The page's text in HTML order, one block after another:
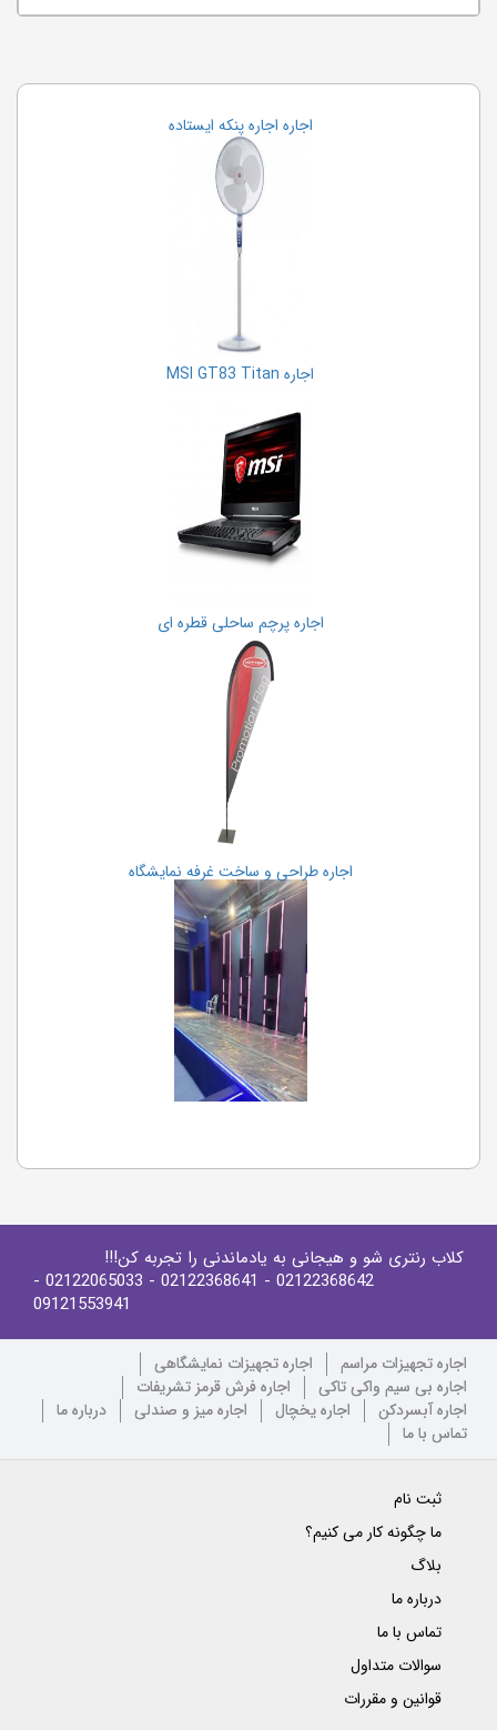
اجاره اجاره پنکه ایستاده
اجاره MSI GT83 Titan
اجاره پرچم ساحلی قطره ای
اجاره طراحی و ساخت غرفه نمایشگاه
کلاب رنتری شو و هیجانی به یادماندنی را تجربه کن!!!
02122368642
- 02122368641
- 02122065033
-
09121553941
اجاره تجهیزات مراسم
اجاره تجهیزات نمایشگاهی
اجاره بی سیم واکی تاکی
اجاره فرش قرمز تشریفات
اجاره آبسردکن
اجاره یخچال اجاره میز و صندلی
درباره ما
تماس با ما
ثبت نام
ما چگونه کار می کنیم؟
بلاگ
درباره ما
تماس با ما
سوالات متداول
قوانین و مقررات